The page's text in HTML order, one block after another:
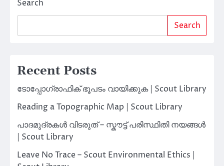
Search
Search
Recent Posts
ടോപ്പോഗ്രാഫിക് ഭൂപടം വായിക്കുക | Scout Library
Reading a Topographic Map | Scout Library
പാദമുദ്രകൾ വിടരുത് – സ്കൗട്ട് പരിസ്ഥിതി നയങ്ങൾ
| Scout Library
Leave No Trace – Scout Environmental Ethics |